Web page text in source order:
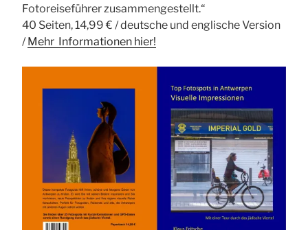
Fotoreiseführer zusammengestellt.“
40 Seiten, 14,99 € / deutsche und englische Version
/ Mehr Informationen hier!